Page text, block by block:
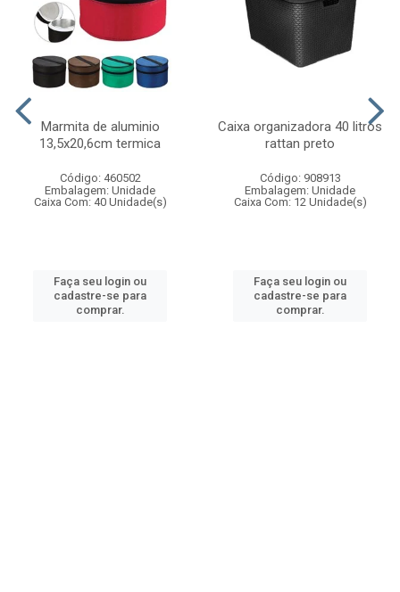
Marmita de aluminio
13,5x20,6cm termica
Código: 460502
Embalagem: Unidade
Caixa Com: 40 Unidade(s)
Faça seu login ou
cadastre-se para
comprar.
Caixa organizadora 40 litros
rattan preto
Código: 908913
Embalagem: Unidade
Caixa Com: 12 Unidade(s)
Faça seu login ou
cadastre-se para
comprar.